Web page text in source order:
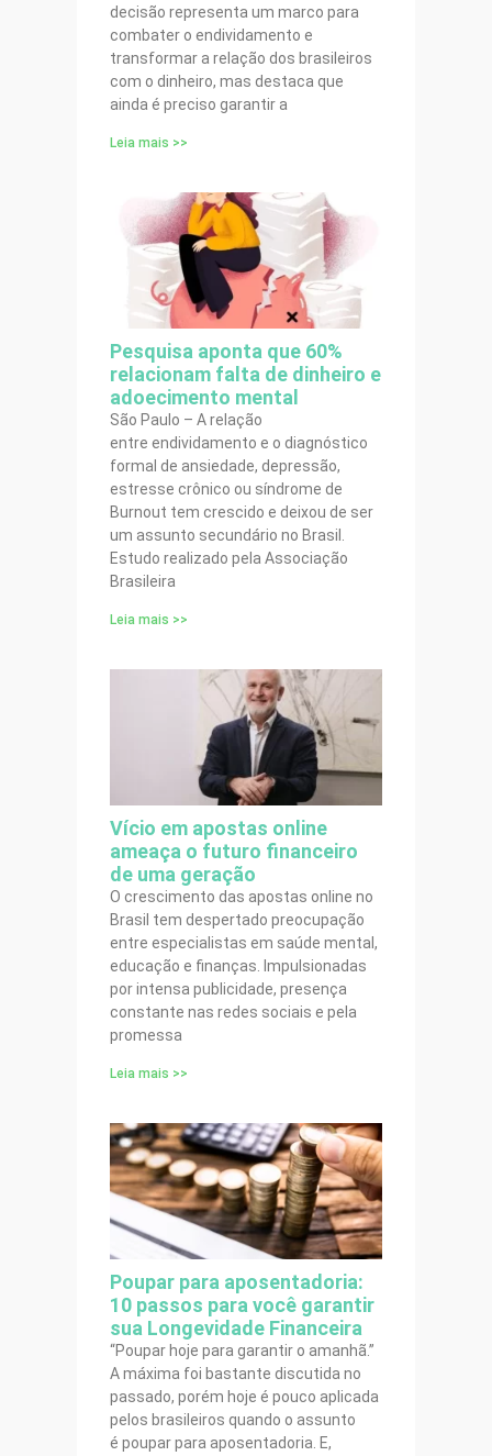
decisão representa um marco para
combater o endividamento e
transformar a relação dos brasileiros
com o dinheiro, mas destaca que
ainda é preciso garantir a
Leia mais >>
Pesquisa aponta que 60%
relacionam falta de dinheiro e
adoecimento mental
São Paulo – A relação
entre endividamento e o diagnóstico
formal de ansiedade, depressão,
estresse crônico ou síndrome de
Burnout tem crescido e deixou de ser
um assunto secundário no Brasil.
Estudo realizado pela Associação
Brasileira
Leia mais >>
Vício em apostas online
ameaça o futuro financeiro
de uma geração
O crescimento das apostas online no
Brasil tem despertado preocupação
entre especialistas em saúde mental,
educação e finanças. Impulsionadas
por intensa publicidade, presença
constante nas redes sociais e pela
promessa
Leia mais >>
Poupar para aposentadoria:
10 passos para você garantir
sua Longevidade Financeira
“Poupar hoje para garantir o amanhã.”
A máxima foi bastante discutida no
passado, porém hoje é pouco aplicada
pelos brasileiros quando o assunto
é poupar para aposentadoria. E,